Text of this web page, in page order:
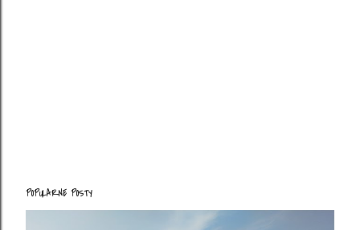
POPULARNE POSTY